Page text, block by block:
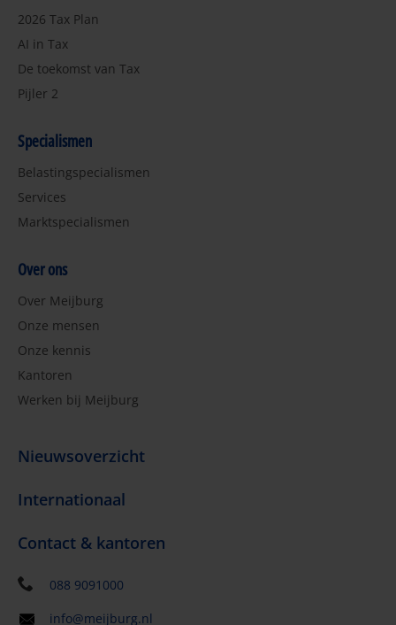
2026 Tax Plan
AI in Tax
De toekomst van Tax
Pijler 2
Specialismen
Belastingspecialismen
Services
Marktspecialismen
Over ons
Over Meijburg
Onze mensen
Onze kennis
Kantoren
Werken bij Meijburg
Nieuwsoverzicht
Internationaal
Contact & kantoren
088 9091000
info@meijburg.nl